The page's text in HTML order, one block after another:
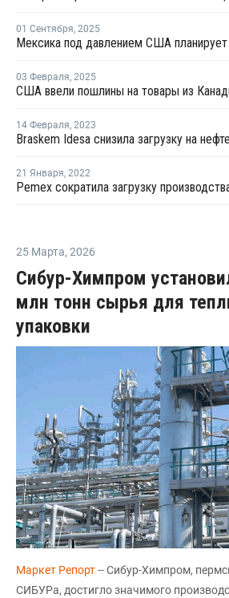
01 Сентября, 2025
03 Февраля, 2025
США ввели пошлины на товары из
14 Февраля, 2023
21 Января, 2022
25 Марта, 2026
Сибур-Химпром
млн тонн сырья для
упаковки
Маркет Репорт-- Сибур-Химпром,
СИБУРа, достигло значимого